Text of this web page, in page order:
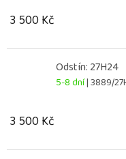
3 500 Kč
Odstín: 27H24
5-8 dní| 3889/
3 500 Kč